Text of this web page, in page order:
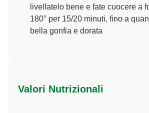
livellatelo bene e fate cuocere a
180° per 15/20 minuti, fino a
bella gonfia e dorata
Valori Nutrizionali